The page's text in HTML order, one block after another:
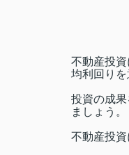
不動産投
均利回りを
投資の成
ましょう。
不動産投資